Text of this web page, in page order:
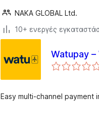
NAKA GLOBAL Ltd.
10+ ενεργές
Watupay
Easy multi-channel